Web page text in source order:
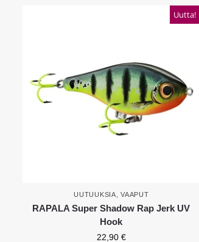
Uutta!
UUTUUKSIA,VAAPUT
RAPALA Super Shadow Rap Jerk UV
Hook
22,90 €